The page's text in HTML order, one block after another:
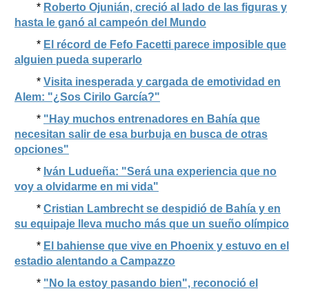
* Roberto Ojunián, creció al lado de las figuras y
hasta le ganó al campeón del Mundo
* El récord de Fefo Facetti parece imposible que
alguien pueda superarlo
* Visita inesperada y cargada de emotividad en
Alem: "¿Sos Cirilo García?"
* "Hay muchos entrenadores en Bahía que
necesitan salir de esa burbuja en busca de otras
opciones"
* Iván Ludueña: "Será una experiencia que no
voy a olvidarme en mi vida"
* Cristian Lambrecht se despidió de Bahía y en
su equipaje lleva mucho más que un sueño olímpico
* El bahiense que vive en Phoenix y estuvo en el
estadio alentando a Campazzo
* "No la estoy pasando bien", reconoció el